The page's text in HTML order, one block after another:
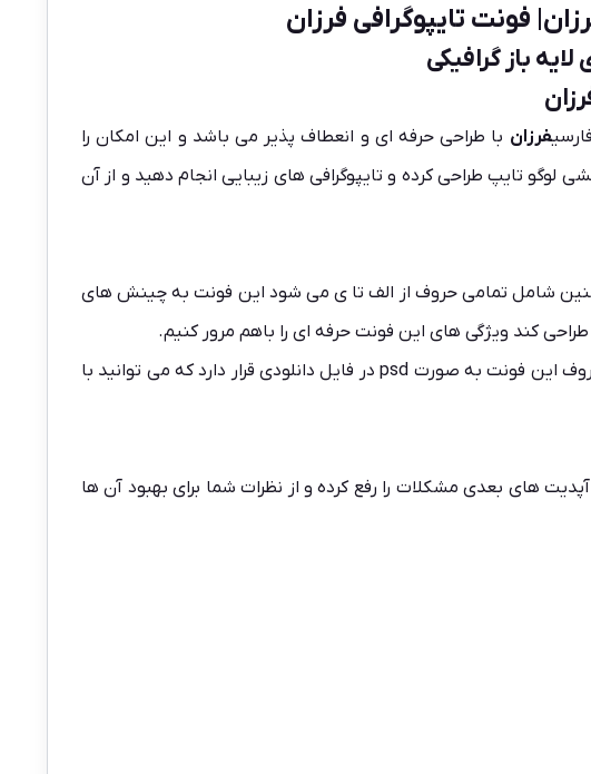
فرزان با طراحی حرفه ای و انعطاف پذیر می باشد و این امکان را
لوگو تایپ طراحی کرده و تایپوگرافی های زیبایی انجام دهید و از آن
شامل تمامی حروف از الف تا ی می شود این فونت به چینش های
کند ویژگی های این فونت حرفه ای را باهم مرور کنیم.
بعد از خرید فونت تایپوگرافی فرزان از سایت مونکا فایل دانلود بعد از پرداخت در دسترس شما قرار میگیرد. تمامی حروف این فونت به صورت psd در فایل دانلودی قرار دارد که می توانید با
های بعدی مشکلات را رفع کرده و از نظرات شما برای بهبود آن ها